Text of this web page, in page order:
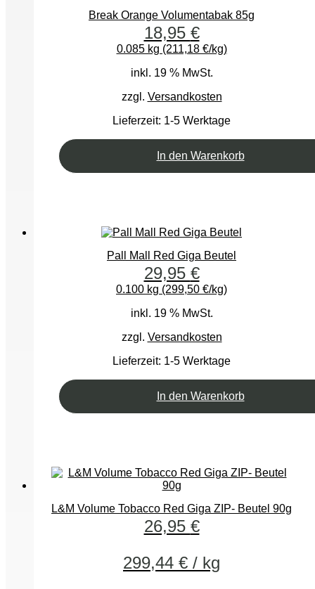
Break Orange Volumentabak 85g
18,95 €
0.085 kg (211,18 €/kg)
inkl. 19 % MwSt.
zzgl. Versandkosten
Lieferzeit: 1-5 Werktage
In den Warenkorb
Pall Mall Red Giga Beutel
29,95 €
0.100 kg (299,50 €/kg)
inkl. 19 % MwSt.
zzgl. Versandkosten
Lieferzeit: 1-5 Werktage
In den Warenkorb
L&M Volume Tobacco Red Giga ZIP- Beutel 90g
26,95 €
299,44 € / kg